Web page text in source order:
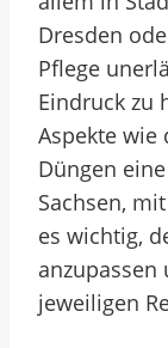
Dresden
Pflege
Eindruck zu
Aspekte wie
Düngen
Sachsen,
es wichtig,
jeweiligen